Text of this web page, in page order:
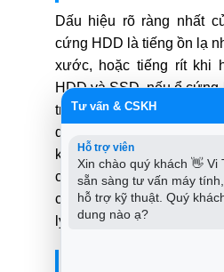
Dấu hiệu rõ ràng nhất
cứng HDD là tiếng ồn lạ
xước, hoặc tiếng rít khi
HDD và SSD, nếu ổ
trong BIOS/UEFI, Disk
dấu hiệu hoạt động
khả năng cao là đã có hư
cụ chẩn đoán như
cáo tình trạng “Bad” hoặc
lý.
Tư vấn & CSKH
Hỗ trợ viên
Xin chào quý khách 👋
sẵn sàng tư vấn máy
hỗ trợ kỹ thuật. Quý
dung nào ạ?